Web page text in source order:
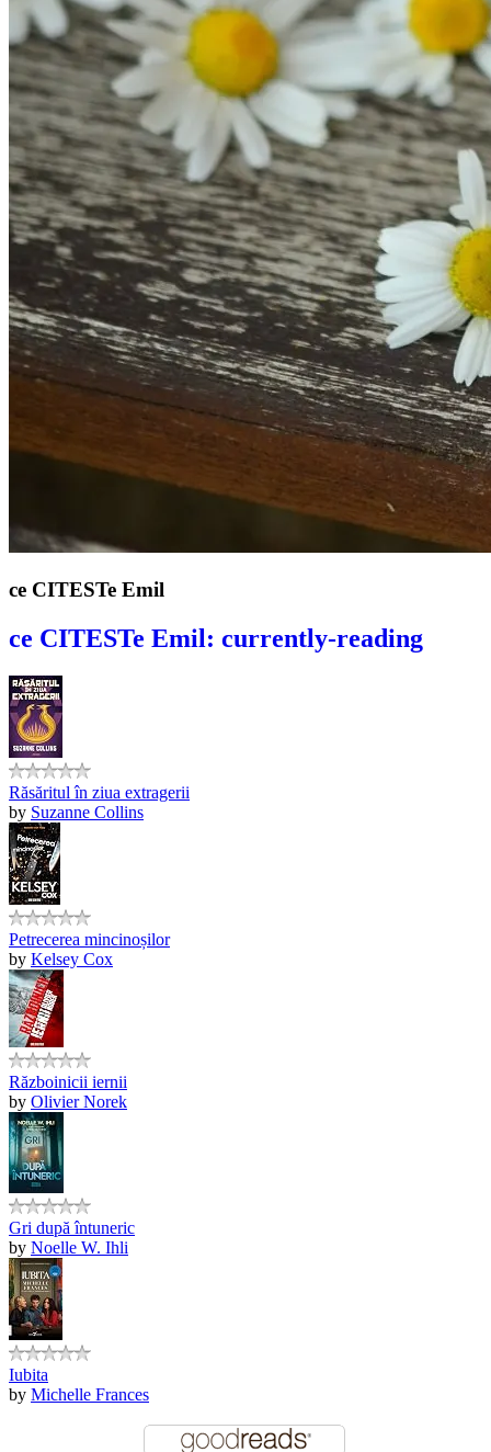
ce CITESTe Emil
ce CITESTe Emil: currently-reading
Răsăritul în ziua extragerii
by Suzanne Collins
Petrecerea mincinoșilor
by Kelsey Cox
Războinicii iernii
by Olivier Norek
Gri după întuneric
by Noelle W. Ihli
Iubita
by Michelle Frances